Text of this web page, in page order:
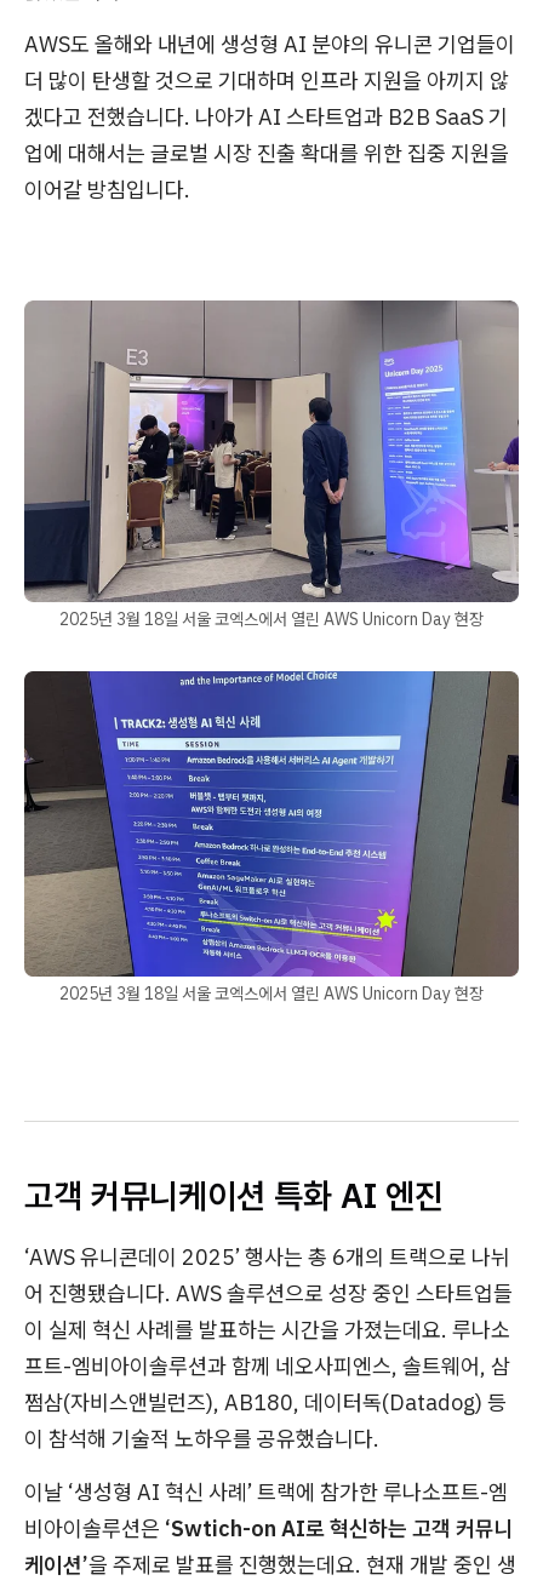
AWS도 올해와 내년에 생성형 AI 분야의 유니콘 기업들이
더 많이 탄생할 것으로 기대하며 인프라 지원을 아끼지 않
겠다고 전했습니다. 나아가 AI 스타트업과 B2B SaaS 기
업에 대해서는 글로벌 시장 진출 확대를 위한 집중 지원을
이어갈 방침입니다.
2025년 3월 18일 서울 코엑스에서 열린 AWS Unicorn Day 현장
2025년 3월 18일 서울 코엑스에서 열린 AWS Unicorn Day 현장
고객 커뮤니케이션 특화 AI 엔진
‘AWS 유니콘데이 2025’ 행사는 총 6개의 트랙으로 나뉘
어 진행됐습니다. AWS 솔루션으로 성장 중인 스타트업들
이 실제 혁신 사례를 발표하는 시간을 가졌는데요. 루나소
프트-엠비아이솔루션과 함께 네오사피엔스, 솔트웨어, 삼
쩜삼(자비스앤빌런즈), AB180, 데이터독(Datadog) 등
이 참석해 기술적 노하우를 공유했습니다.
이날 ‘생성형 AI 혁신 사례’ 트랙에 참가한 루나소프트-엠
비아이솔루션은 ‘Swtich-on AI로 혁신하는 고객 커뮤니
케이션’을 주제로 발표를 진행했는데요. 현재 개발 중인 생